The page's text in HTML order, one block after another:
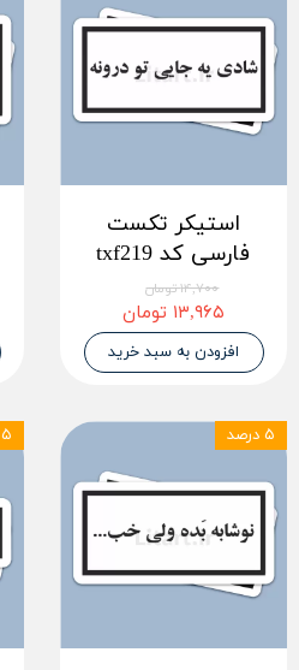
استیکر تکست
فارسی کد txf219
۱۴,۷۰۰ تومان
۱۳,۹۶۵ تومان
افزودن به سبد خرید
۵ درصد ۵ درصد